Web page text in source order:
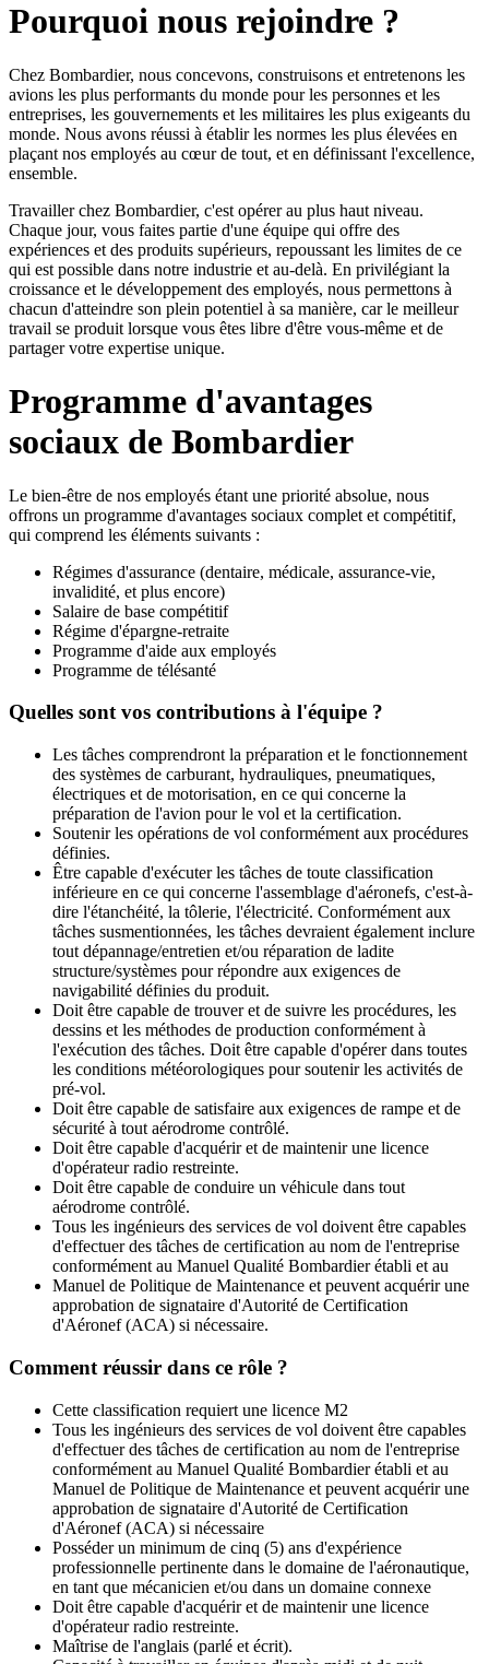
Pourquoi nous rejoindre ?
Chez Bombardier, nous concevons, construisons et entretenons les
avions les plus performants du monde pour les personnes et les
entreprises, les gouvernements et les militaires les plus exigeants du
monde. Nous avons réussi à établir les normes les plus élevées en
plaçant nos employés au cœur de tout, et en définissant l'excellence,
ensemble.
Travailler chez Bombardier, c'est opérer au plus haut niveau.
Chaque jour, vous faites partie d'une équipe qui offre des
expériences et des produits supérieurs, repoussant les limites de ce
qui est possible dans notre industrie et au-delà. En privilégiant la
croissance et le développement des employés, nous permettons à
chacun d'atteindre son plein potentiel à sa manière, car le meilleur
travail se produit lorsque vous êtes libre d'être vous-même et de
partager votre expertise unique.
Programme d'avantages
sociaux de Bombardier
Le bien-être de nos employés étant une priorité absolue, nous
offrons un programme d'avantages sociaux complet et compétitif,
qui comprend les éléments suivants :
Régimes d'assurance (dentaire, médicale, assurance-vie,
invalidité, et plus encore)
Salaire de base compétitif
Régime d'épargne-retraite
Programme d'aide aux employés
Programme de télésanté
Quelles sont vos contributions à l'équipe ?
Les tâches comprendront la préparation et le fonctionnement
des systèmes de carburant, hydrauliques, pneumatiques,
électriques et de motorisation, en ce qui concerne la
préparation de l'avion pour le vol et la certification.
Soutenir les opérations de vol conformément aux procédures
définies.
Être capable d'exécuter les tâches de toute classification
inférieure en ce qui concerne l'assemblage d'aéronefs, c'est-à-
dire l'étanchéité, la tôlerie, l'électricité. Conformément aux
tâches susmentionnées, les tâches devraient également inclure
tout dépannage/entretien et/ou réparation de ladite
structure/systèmes pour répondre aux exigences de
navigabilité définies du produit.
Doit être capable de trouver et de suivre les procédures, les
dessins et les méthodes de production conformément à
l'exécution des tâches. Doit être capable d'opérer dans toutes
les conditions météorologiques pour soutenir les activités de
pré-vol.
Doit être capable de satisfaire aux exigences de rampe et de
sécurité à tout aérodrome contrôlé.
Doit être capable d'acquérir et de maintenir une licence
d'opérateur radio restreinte.
Doit être capable de conduire un véhicule dans tout
aérodrome contrôlé.
Tous les ingénieurs des services de vol doivent être capables
d'effectuer des tâches de certification au nom de l'entreprise
conformément au Manuel Qualité Bombardier établi et au
Manuel de Politique de Maintenance et peuvent acquérir une
approbation de signataire d'Autorité de Certification
d'Aéronef (ACA) si nécessaire.
Comment réussir dans ce rôle ?
Cette classification requiert une licence M2
Tous les ingénieurs des services de vol doivent être capables
d'effectuer des tâches de certification au nom de l'entreprise
conformément au Manuel Qualité Bombardier établi et au
Manuel de Politique de Maintenance et peuvent acquérir une
approbation de signataire d'Autorité de Certification
d'Aéronef (ACA) si nécessaire
Posséder un minimum de cinq (5) ans d'expérience
professionnelle pertinente dans le domaine de l'aéronautique,
en tant que mécanicien et/ou dans un domaine connexe
Doit être capable d'acquérir et de maintenir une licence
d'opérateur radio restreinte.
Maîtrise de l'anglais (parlé et écrit).